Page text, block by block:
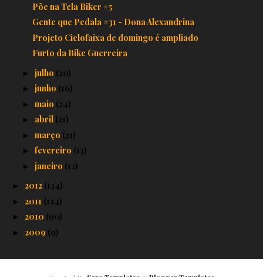
Põe na Tela Biker #5
Gente que Pedala #31 - Dona Alexandrina
Projeto Ciclofaixa de domingo é ampliado
Furto da Bike Guerreira
► julho (20)
► junho (16)
► maio (24)
► abril (21)
► março (21)
► fevereiro (13)
► janeiro (12)
► 2012 (134)
► 2011 (124)
► 2010 (90)
► 2009 (9)